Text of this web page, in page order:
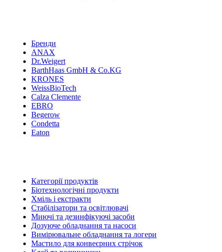
Бренди
ANAX
Dr.Weigert
BarthHaas GmbH & Co.KG
KRONES
WeissBioTech
Calza Clemente
EBRO
Begerow
Condetta
Eaton
Категорії продуктів
Біотехнологічні продукти
Хміль і екстракти
Стабілізатори та освітлювачі
Миючі та дезинфікуючі засоби
Дозуюче обладнання та насоси
Вимірювальне обладнання та логери
Мастило для конвеєрних стрічок